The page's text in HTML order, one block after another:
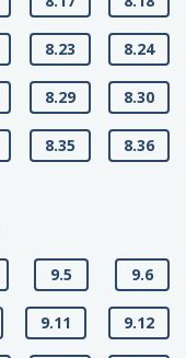
8.23 8.24
8.29 8.30
8.35 8.36
9.5 9.6
9.11 9.12